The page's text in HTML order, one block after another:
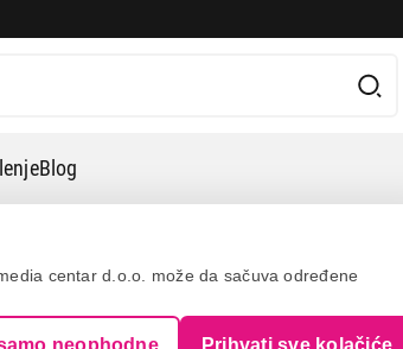
centar d.o.o. može da sačuva određene
Blog